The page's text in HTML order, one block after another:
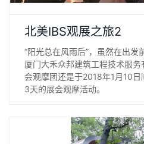
大禾众邦建筑工程技术服务有限公
还是于2018年1月10日顺利抵达奥
摩活动
北美IBS观展之旅2
“阳光总在风雨后”，虽然在出发
厦门大禾众邦建筑工程技术服
会观摩团还是于2018年1月10
3天的展会观摩活动。